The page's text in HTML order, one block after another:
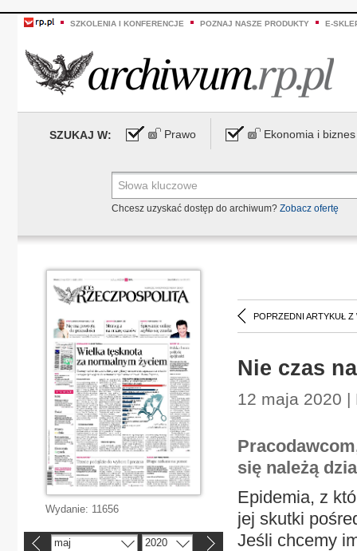
SZKOLENIA I KONFERENCJE POZNAJ NASZE PRODUKTY E-
SZUKAJ W: Prawo Ekonomia i biznes
Chcesz uzyskać dostęp do archiwum? Zobacz ofertę
POPRZEDNI ARTYKUŁ Z
Nie czas
12 maja 2020 |
się należą
Epidemia, z
jej skutki
Jeśli chcemy
Wydanie: 11656
maj 2020